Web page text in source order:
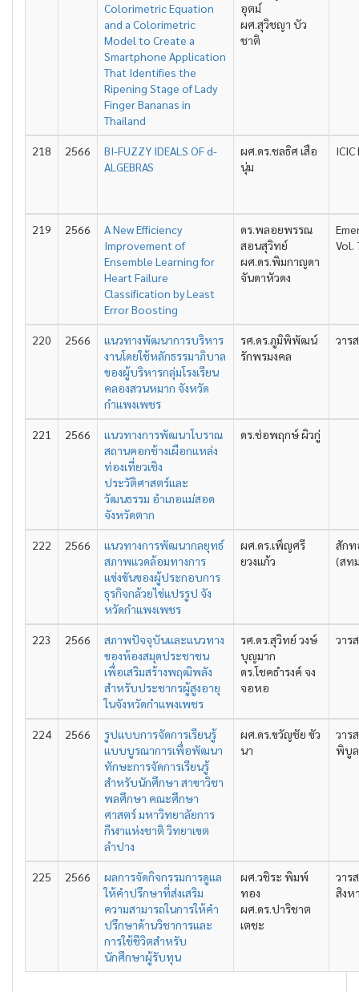
Colorimetric Equation
and a Colorimetric
Model to Create a
Smartphone Application
That Identifies the
Ripening Stage of Lady
Finger Bananas in
Thailand
อุตม์
ผศ.สุวิชญา บัว
ชาติ
218 2566
BI-FUZZY IDEALS OF d-
ALGEBRAS
ผศ.ดร.ชลธิศ เสือ
นุ่ม
219 2566
A New Efficiency
Improvement of
Ensemble Learning for
Heart Failure
Classification by Least
Error Boosting
ดร.พลอยพรรณ
สอนสุวิทย์
ผศ.ดร.พิมกาญดา
จันดาหัวดง
Vol.
220 2566
แนวทางพัฒนาการบริหาร
งานโดยใช้หลักธรรมาภิบาล
ของผู้บริหารกลุ่มโรงเรียน
คลองสวนหมาก จังหวัด
กำแพงเพชร
รศ.ดร.ภูมิพิพัฒน์
รักพรมงคล
วาร
221 2566
แนวทางการพัฒนาโบราณ
สถานคอกช้างเผือกแหล่ง
ท่องเที่ยวเชิง
ประวัติศาสตร์และ
วัฒนธรรม อำเภอแม่สอด
จังหวัดตาก
ดร.ช่อพฤกษ์ ผิวกู่
222 2566
แนวทางการพัฒนากลยุทธ์
สภาพแวดล้อมทางการ
แข่งขันของผู้ประกอบการ
ธุรกิจกล้วยไข่แปรรูป จัง
หวัดกําแพงเพชร
ผศ.ดร.เพ็ญศรี
ยวงแก้ว
สักท
(สท
223 2566
สภาพปัจจุบันและแนวทาง
ของห้องสมุดประชาชน
เพื่อเสริมสร้างพฤฒิพลัง
สำหรับประชากรผู้สูงอายุ
ในจังหวัดกำแพงเพชร
รศ.ดร.สุวิทย์ วงษ์
บุญมาก
ดร.โชคธำรงค์ จง
จอหอ
วาร
224 2566
รูปแบบการจัดการเรียนรู้
แบบบูรณาการเพื่อพัฒนา
ทักษะการจัดการเรียนรู้
สำหรับนักศึกษา สาขาวิชา
พลศึกษา คณะศึกษา
ศาสตร์ มหาวิทยาลัยการ
กีฬาแห่งชาติ วิทยาเขต
ลำปาง
ผศ.ดร.ขวัญชัย ขัว
นา
วาร
พิบูล
225 2566
ผลการจัดกิจกรรมการดูแล
ให้คำปรึกษาที่ส่งเสริม
ความสามารถในการให้คำ
ปรึกษาด้านวิชาการและ
การใช้ชีวิตสำหรับ
นักศึกษาผู้รับทุน
ผศ.วชิระ พิมพ์
ทอง
ผศ.ดร.ปาริชาต
เตชะ
วาร
สิงห